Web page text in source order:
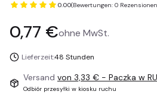
0.00(Bewertungen: 0
Preis
0,77 €ohne MwSt.
Lieferzeit:48 Stunden
Versand von 3,33 € - Paczka w
Odbiór przesyłki w kiosku ruchu